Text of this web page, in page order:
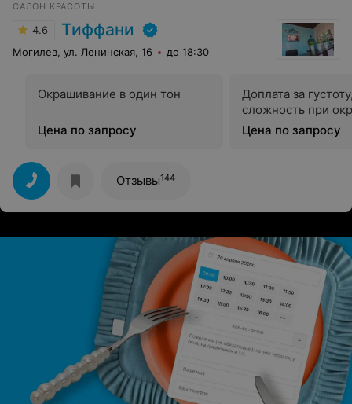
хотели 4 фото то что сделали. Разочарование полное
САЛОН КРАСОТЫ
4.6 Тиффани
Могилев, ул. Ленинская, 16 до 18:30
Окрашивание в один тон
Цена по запросу
Доплата за
сложность при
Цена по запросу
Отзывы144